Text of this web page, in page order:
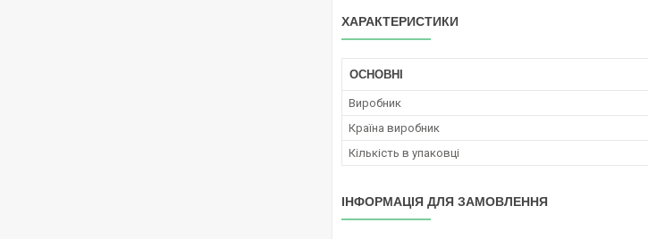
ХАРАКТЕРИСТИКИ
ОСНОВНІ
Виробник
Країна виробник
Кількість в упаковці
ІНФОРМАЦІЯ ДЛЯ ЗАМОВЛЕННЯ